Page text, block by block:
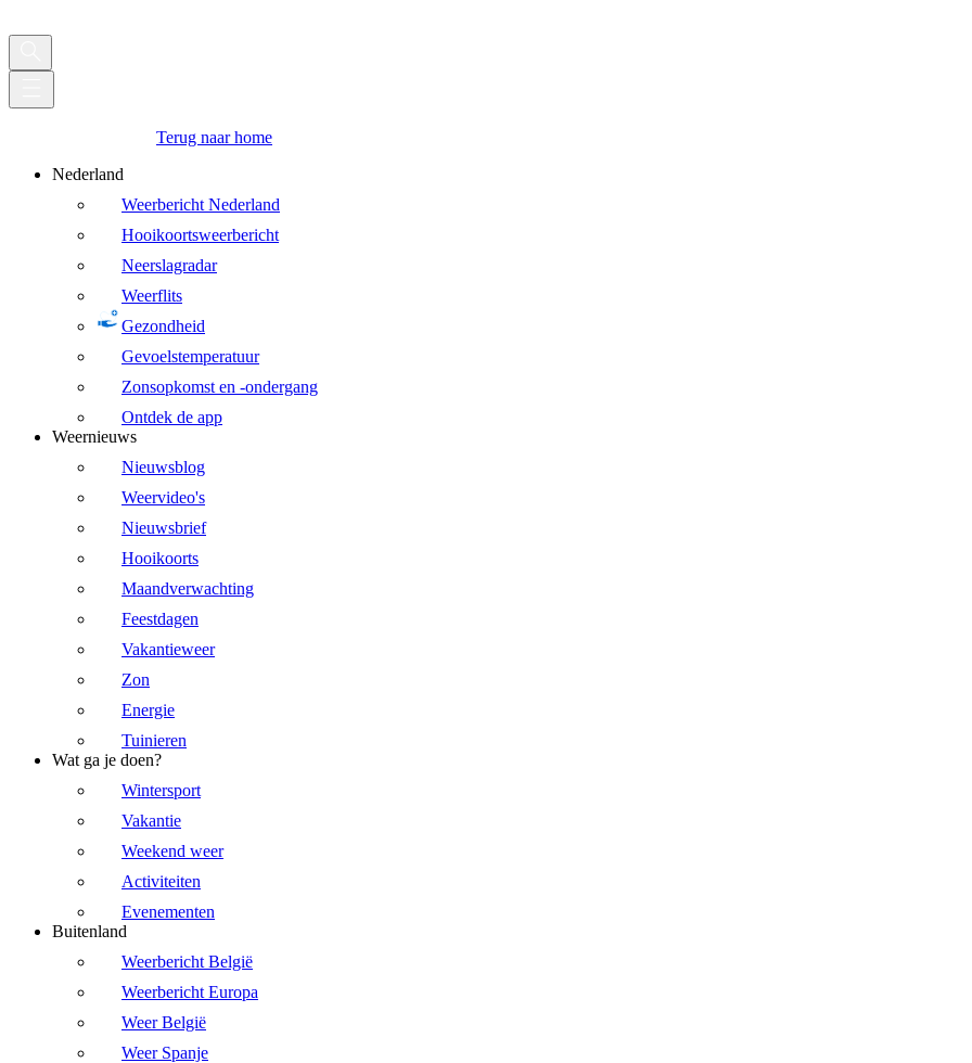
Terug naar home
Nederland
Weerbericht Nederland
Hooikoortsweerbericht
Neerslagradar
Weerflits
Gezondheid
Gevoelstemperatuur
Zonsopkomst en -ondergang
Ontdek de app
Weernieuws
Nieuwsblog
Weervideo's
Nieuwsbrief
Hooikoorts
Maandverwachting
Feestdagen
Vakantieweer
Zon
Energie
Tuinieren
Wat ga je doen?
Wintersport
Vakantie
Weekend weer
Activiteiten
Evenementen
Buitenland
Weerbericht België
Weerbericht Europa
Weer België
Weer Spanje